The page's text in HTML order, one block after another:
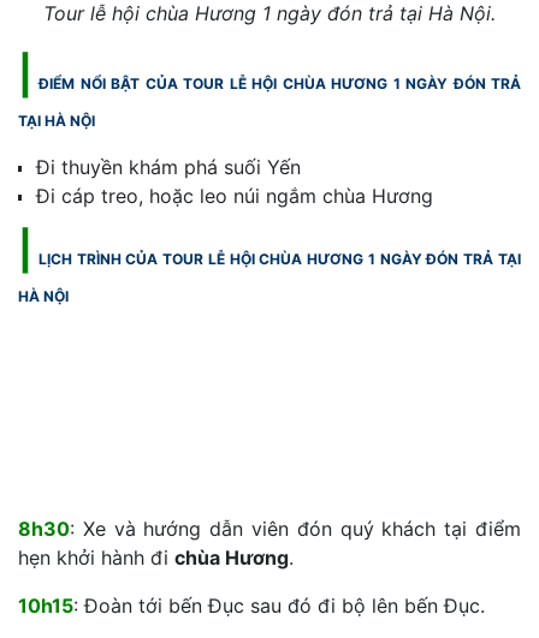
Tour lễ hội chùa Hương 1 ngày đón trả tại Hà Nội.
ĐIỂM NỔI BẬT CỦA TOUR LỄ HỘI CHÙA HƯƠNG 1 NGÀY ĐÓN TRẢ
TẠI HÀ NỘI
Đi thuyền khám phá suối Yến
Đi cáp treo, hoặc leo núi ngắm chùa Hương
LỊCH TRÌNH CỦA TOUR LỄ HỘI CHÙA HƯƠNG 1 NGÀY ĐÓN TRẢ TẠI
HÀ NỘI
8h30: Xe và hướng dẫn viên đón quý khách tại điểm
hẹn khởi hành đi chùa Hương.
10h15: Đoàn tới bến Đục sau đó đi bộ lên bến Đục.